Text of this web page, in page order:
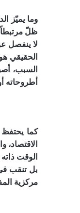
وما يميّز
ظلّ مرتبطاً
لا ينفصل
الحقيقي
السبب،
أطروحاته
كما يحتفظ
الوقت
بل تنقب
مركزية